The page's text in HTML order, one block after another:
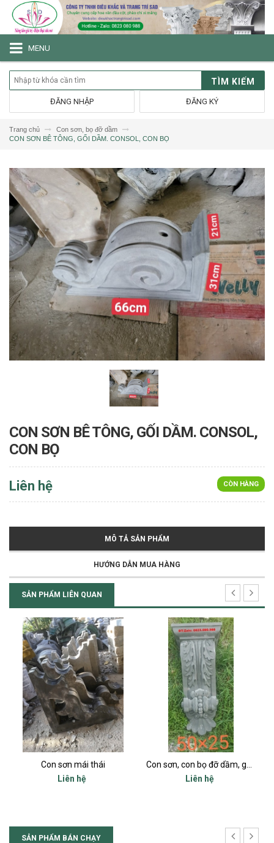
MENU
TÌM KIẾM
ĐĂNG KÝ
ĐĂNG NHẬP
Trang chủ
Con sơn, bọ đỡ dầm
CON SƠN BÊ TÔNG, GỐI DẦM. CONSOL, CON BỌ
CON SƠN BÊ TÔNG, GỐI DẦM. CONSOL,
CON BỌ
CÒN HÀNG
Liên hệ
MÔ TẢ SẢN PHẨM
HƯỚNG DẪN MUA HÀNG
SẢN PHẨM LIÊN QUAN
Con sơn mái thái
Con sơn, con bọ đỡ dầm, gối dầm, consol tại thanh hoá
SẢN PHẨM BÁN CHẠY